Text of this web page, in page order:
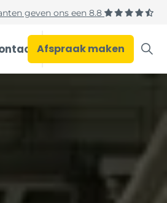
geven ons een8.8
Occasions
Afspraak maken